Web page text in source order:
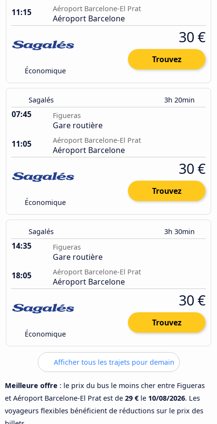
11:15
Aéroport Barcelone-El Prat
Aéroport Barcelone
Économique
30 €
Trouvez
Sagalés 3h 20min
07:45 Figueras
Gare routière
11:05
Aéroport Barcelone-El Prat
Aéroport Barcelone
Économique
30 €
Trouvez
Sagalés 3h 30min
14:35 Figueras
Gare routière
18:05
Aéroport Barcelone-El Prat
Aéroport Barcelone
Économique
30 €
Trouvez
Afficher tous les trajets pour demain
Meilleure offre : le prix du bus le moins cher entre Figueras
et Aéroport Barcelone-El Prat est de 29 € le 10/08/2026. Les
voyageurs flexibles bénéficient de réductions sur le prix des